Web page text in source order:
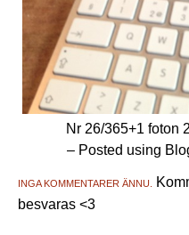
Nr 26/365+1 foton
– Posted using
INGA KOMMENTARER ÄNNU.
besvaras <3